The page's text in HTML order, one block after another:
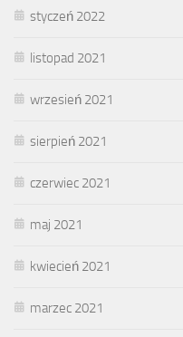
styczeń 2022
listopad 2021
wrzesień 2021
sierpień 2021
czerwiec 2021
maj 2021
kwiecień 2021
marzec 2021